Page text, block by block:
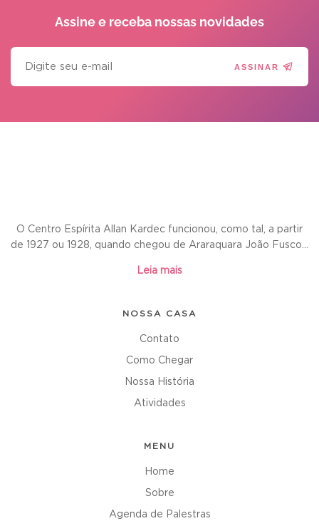
Assine e receba nossas novidades
ASSINAR
O Centro Espírita Allan Kardec funcionou, como tal, a partir
de 1927 ou 1928, quando chegou de Araraquara João Fusco...
Leia mais
NOSSA CASA
Contato
Como Chegar
Nossa História
Atividades
MENU
Home
Sobre
Agenda de Palestras